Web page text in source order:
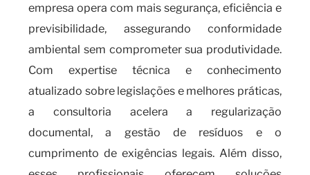
empresa opera com mais segurança, eficiência e
previsibilidade, assegurando conformidade
ambiental sem comprometer sua produtividade.
Com expertise técnica e conhecimento
atualizado sobre legislações e melhores práticas,
a consultoria acelera a regularização
documental, a gestão de resíduos e o
cumprimento de exigências legais. Além disso,